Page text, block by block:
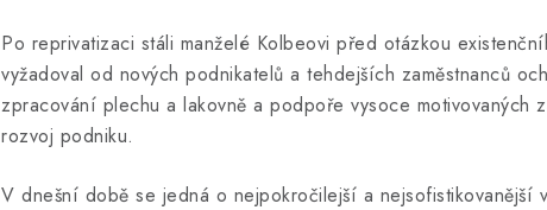
Po reprivatizaci stáli manželé Kolbeovi před otázkou
vyžadoval od nových podnikatelů a tehdejších zaměstnanců
zpracování plechu a lakovně a podpoře vysoce motivovaných
rozvoj podniku.
V dnešní době se jedná o nejpokročilejší a nejsofistikovanější